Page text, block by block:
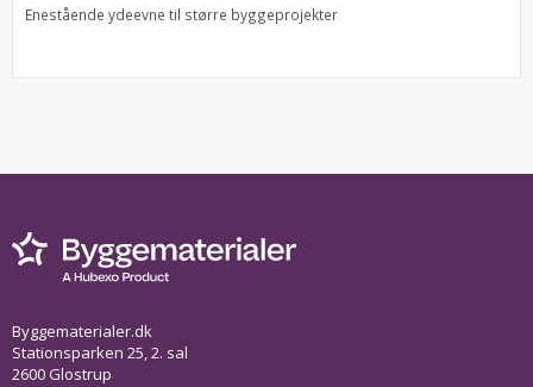
Enestående ydeevne til større byggeprojekter
Byggematerialer.dk
Stationsparken 25, 2. sal
2600 Glostrup